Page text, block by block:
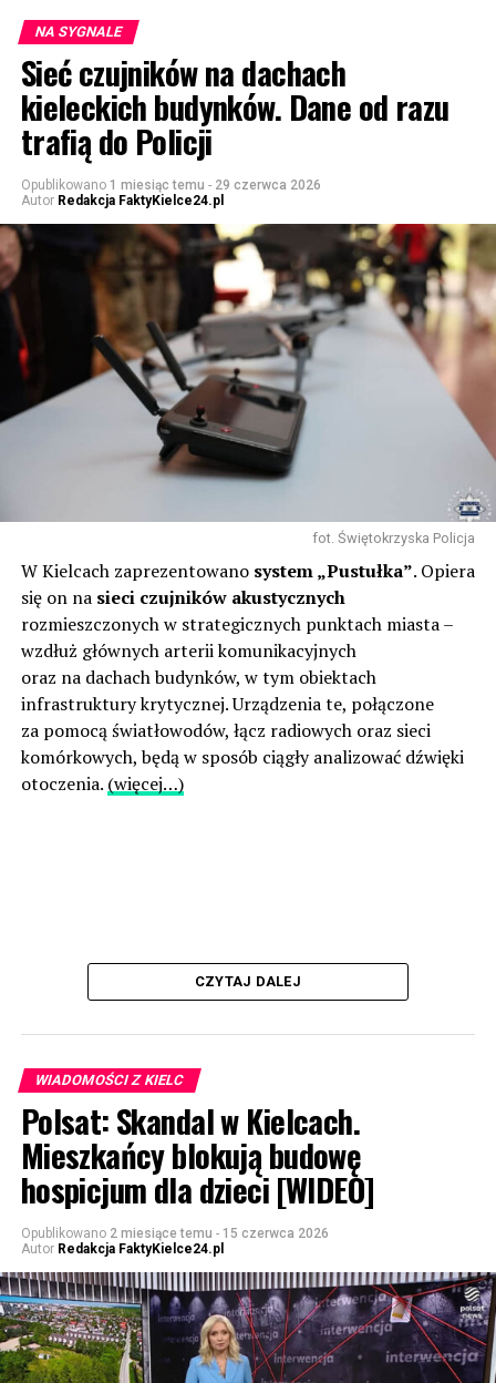
NA SYGNALE
Sieć czujników na dachach
kieleckich budynków. Dane od razu
trafią do Policji
Opublikowano 1 miesiąc temu - 29 czerwca 2026
Autor Redakcja FaktyKielce24.pl
fot. Świętokrzyska Policja
W Kielcach zaprezentowano system „Pustułka”. Opiera
się on na sieci czujników akustycznych
rozmieszczonych w strategicznych punktach miasta –
wzdłuż głównych arterii komunikacyjnych
oraz na dachach budynków, w tym obiektach
infrastruktury krytycznej. Urządzenia te, połączone
za pomocą światłowodów, łącz radiowych oraz sieci
komórkowych, będą w sposób ciągły analizować dźwięki
otoczenia. (więcej…)
CZYTAJ DALEJ
WIADOMOŚCI Z KIELC
Polsat: Skandal w Kielcach.
Mieszkańcy blokują budowę
hospicjum dla dzieci [WIDEO]
Opublikowano 2 miesiące temu - 15 czerwca 2026
Autor Redakcja FaktyKielce24.pl